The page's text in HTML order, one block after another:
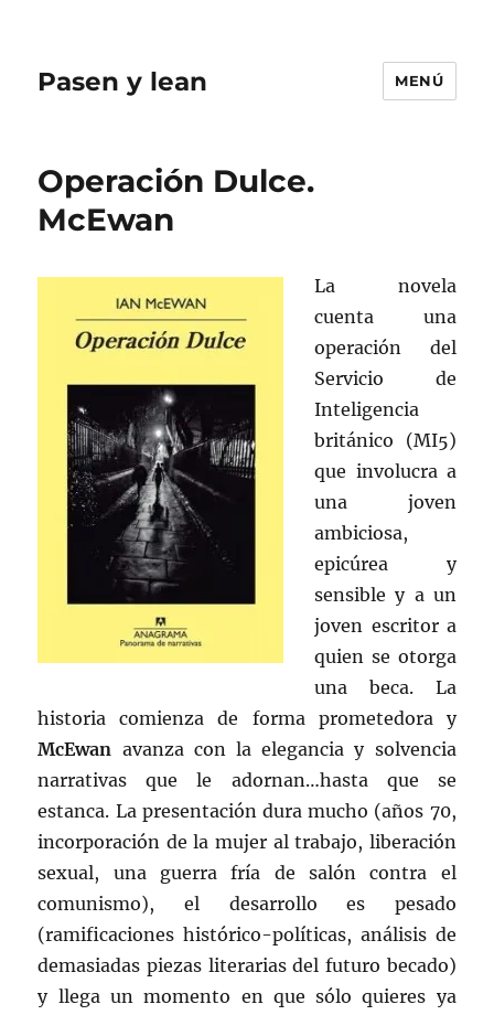
Pasen y lean MENÚ
Operación Dulce.
McEwan
La novela
cuenta una
operación del
Servicio de
Inteligencia
británico (MI5)
que involucra a
una joven
ambiciosa,
epicúrea y
sensible y a un
joven escritor a
quien se otorga
una beca. La
historia comienza de forma prometedora y
McEwan avanza con la elegancia y solvencia
narrativas que le adornan…hasta que se
estanca. La presentación dura mucho (años 70,
incorporación de la mujer al trabajo, liberación
sexual, una guerra fría de salón contra el
comunismo), el desarrollo es pesado
(ramificaciones histórico-políticas, análisis de
demasiadas piezas literarias del futuro becado)
y llega un momento en que sólo quieres ya